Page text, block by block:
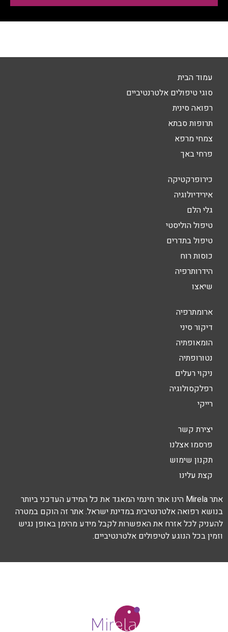
עמוד הבית
סוגי טיפולים אלטרנטיביים
רפואה סינית
תרופות סבתא
צמחי מרפא
פרחי באך
כירופרקטיקה
אירידיולוגיה
גלי הלם
טיפול הוליסטי
טיפול בתדרים
כוסות רוח
הידרותרפיה
שיאצו
ארומתרפיה
דיקור סיני
הומאופתיה
נטורופתיה
ניקוי רעלים
רפלקסולוגיה
רייקי
יצירת קשר
פרסמו אצלנו
תקנון שימוש
קצת עלינו
אתר Mirela הינו אתר חינמי המאגד את כל המידע העדכני ביותר
בנושא רפואה אלטרנטיבית במדינת ישראל. אתר זה הוקם במטרה
להעניק לכל אזרח את האפשרות לקבל מידע מהימן באופן נגיש
וזמין בכל הנוגע לטיפולים אלטרנטיביים.